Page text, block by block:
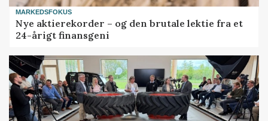
MARKEDSFOKUS
Nye aktierekorder – og den brutale lektie fra et
24-årigt finansgeni